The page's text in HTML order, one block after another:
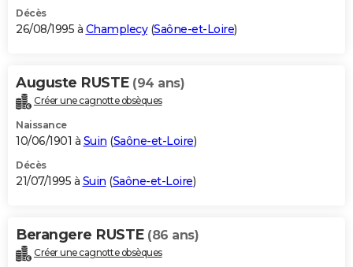
Décès
26/08/1995 à Champlecy(Saône-et-Loire)
Auguste RUSTE (94 ans)
Créer une cagnotte obsèques
Naissance
10/06/1901 à Suin (Saône-et-Loire)
Décès
21/07/1995 à Suin (Saône-et-Loire)
Berangere RUSTE (86 ans)
Créer une cagnotte obsèques